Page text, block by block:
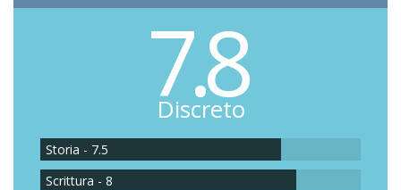
7.8
Discreto
Storia - 7.5
Scrittura - 8